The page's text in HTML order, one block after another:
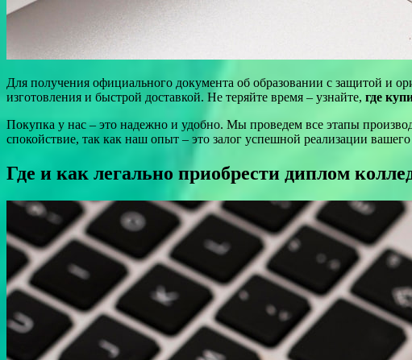
Для получения официального документа об образовании с защитой и
изготовления и быстрой доставкой. Не теряйте время – узнайте, где
Покупка у нас – это надежно и удобно. Мы проведем все этапы
спокойствие, так как наш опыт – это залог успешной реализации вашего
Где и как легально приобрести диплом